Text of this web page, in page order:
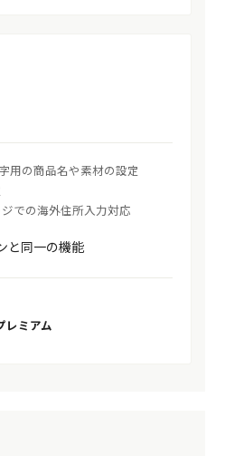
用の商品名や素材の設定
と同一の機能
レミアム